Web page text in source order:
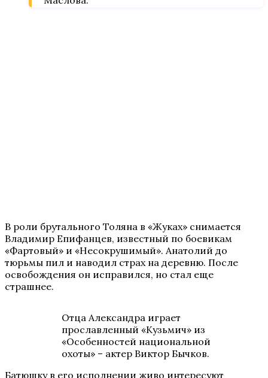
В роли брутального Толяна в «Жуках» снимается
Владимир Епифанцев, известный по боевикам
«Фартовый» и «Несокрушимый». Анатолий до
тюрьмы пил и наводил страх на деревню. После
освобождения он исправился, но стал еще
страшнее.
Отца Александра играет
прославленный «Кузьмич» из
«Особенностей национальной
охоты» – актер Виктор Бычков.
Батюшку в его исполнении живо интересуют